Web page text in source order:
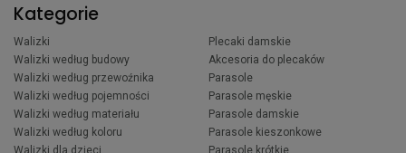
Kategorie
Walizki
Walizki według budowy
Walizki według przewoźnika
Walizki według pojemności
Walizki według materiału
Walizki według koloru
Walizki dla dzieci
Plecaki damskie
Akcesoria do plecaków
Parasole
Parasole męskie
Parasole damskie
Parasole kieszonkowe
Parasole krótkie